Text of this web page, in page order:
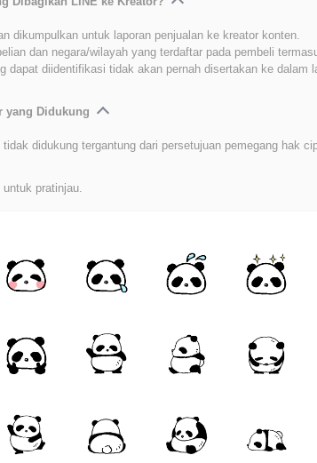
dikumpulkan untuk laporan penjualan ke kreator konten.
dan negara/wilayah yang terdaftar pada pembeli
dapat diidentifikasi tidak akan pernah disertakan ke dalam
yang Didukung
tidak didukung tergantung dari persetujuan pemegang hak
pratinjau.